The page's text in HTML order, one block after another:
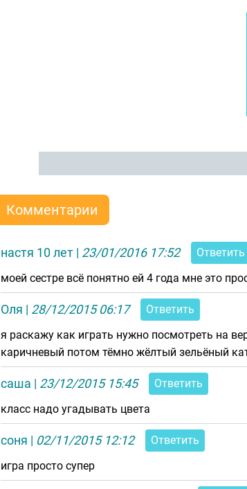
Комментарии
настя 10 лет | 23/01/2016 17:52
Ответить
моей сестре всё понятно ей 4 года мне это
Оля | 28/12/2015 06:17
Ответить
я раскажу как играть нужно посмотреть на
каричневый потом тёмно жёлтый зельёный
саша | 23/12/2015 15:45
Ответить
класс надо угадывать цвета
соня | 02/11/2015 12:12
Ответить
игра просто супер